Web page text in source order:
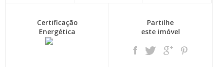
Certificação
Energética
Partilhe
este imóvel